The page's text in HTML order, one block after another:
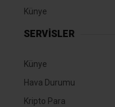
Künye
SERVİSLER
Künye
Hava Durumu
Kripto Para